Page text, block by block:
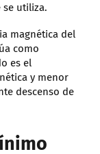
se utiliza.
magnética del
como
es el
y menor
descenso de